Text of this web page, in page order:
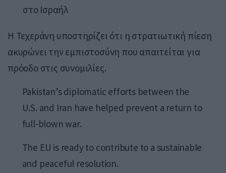
στο Ισραήλ
Η Τεχεράνη υποστηρίζει ότι η στρατιωτική πίεση
ακυρώνει την εμπιστοσύνη που απαιτείται για
πρόοδο στις συνομιλίες.
Pakistan’s diplomatic efforts between the
U.S. and Iran have helped prevent a return to
full-blown war.
The EU is ready to contribute to a sustainable
and peaceful resolution.